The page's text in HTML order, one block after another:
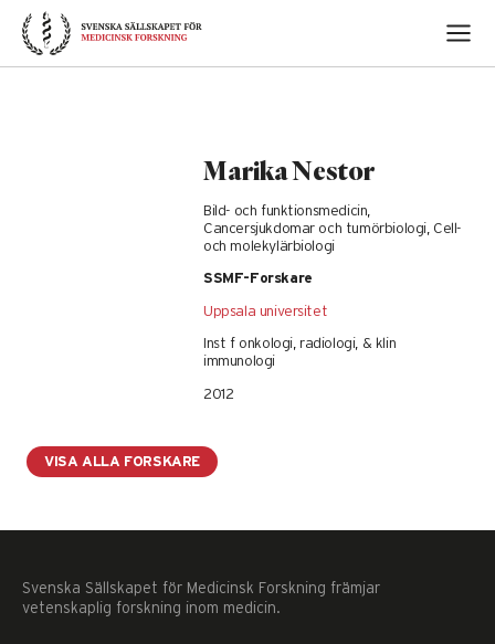
Skip
content
Marika Nestor
Bild- och funktionsmedicin,
Cancersjukdomar och tumörbiologi, Cell-
och molekylärbiologi
SSMF-Forskare
Uppsala universitet
Inst f onkologi, radiologi, & klin
immunologi
2012
VISA ALLA FORSKARE
Svenska Sällskapet för Medicinsk Forskning främjar
vetenskaplig forskning inom medicin.